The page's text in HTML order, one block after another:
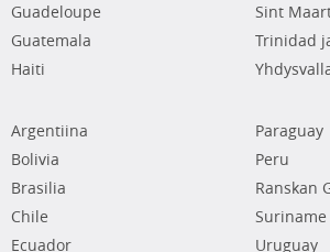
Guadeloupe
Guatemala
Haiti
Sint
Trinidad
Argentiina
Bolivia
Brasilia
Chile
Ecuador
Paraguay
Peru
Ranskan
Suriname
Uruguay